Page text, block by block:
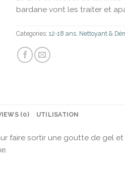
bardane vont les traiter et
Categories: 12-18 ans, Nettoyant &
(0) UTILISATION
faire sortir une goutte de gel